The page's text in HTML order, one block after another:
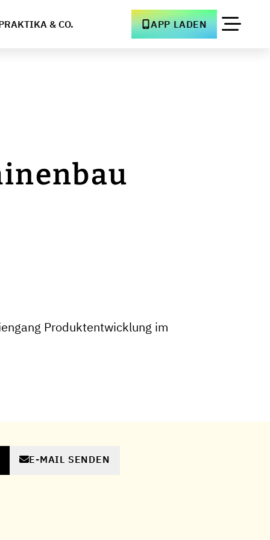
& CO. APP LADEN
Produktentwicklung im
E-MAIL SENDEN